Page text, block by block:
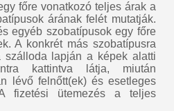
főre vonatkozó teljes árak a
árának felét mutatják.
egyéb szobatípusok egy főre
A konkrét más szobatípusra
szálloda lapján a képek alatti
kattintva látja, miután
lévő felnőtt(ek) és esetleges
fizetési ütemezés a teljes